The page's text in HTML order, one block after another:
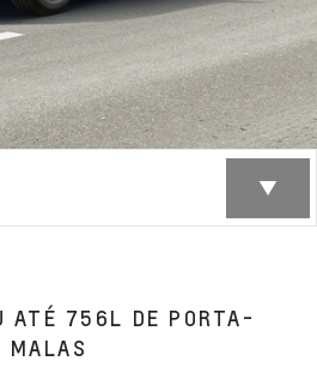
ATÉ 756L DE PORTA-
MALAS